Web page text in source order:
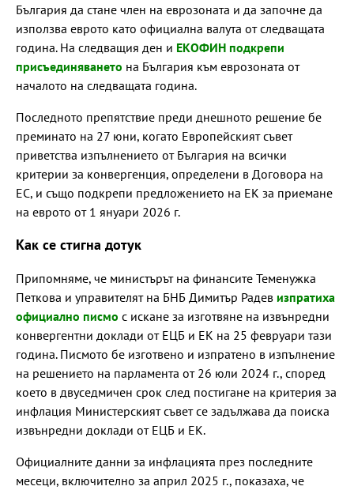
България да стане член на еврозоната и да започне да
използва еврото като официална валута от следващата
година. На следващия ден и ЕКОФИН подкрепи
присъединяването на България към еврозоната от
началото на следващата година.
Последното препятствие преди днешното решение бе
преминато на 27 юни, когато Европейският съвет
приветства изпълнението от България на всички
критерии за конвергенция, определени в Договора на
ЕС, и също подкрепи предложението на ЕК за приемане
на еврото от 1 януари 2026 г.
Как се стигна дотук
Припомняме, че министърът на финансите Теменужка
Петкова и управителят на БНБ Димитър Радев изпратиха
официално писмо с искане за изготвяне на извънредни
конвергентни доклади от ЕЦБ и ЕК на 25 февруари тази
година. Писмото бе изготвено и изпратено в изпълнение
на решението на парламента от 26 юли 2024 г., според
което в двуседмичен срок след постигане на критерия за
инфлация Министерският съвет се задължава да поиска
извънредни доклади от ЕЦБ и ЕК.
Официалните данни за инфлацията през последните
месеци, включително за април 2025 г., показаха, че